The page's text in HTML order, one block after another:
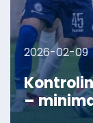
2026-02-09
–